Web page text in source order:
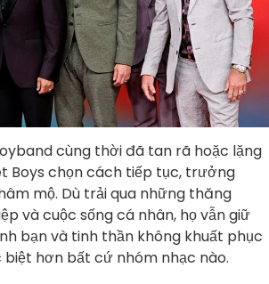
cùng thời đã tan rã hoặc lặng
Boys chọn cách tiếp tục, trưởng
mộ. Dù trải qua những thăng
và cuộc sống cá nhân, họ vẫn giữ
bạn và tinh thần không khuất phục
biệt hơn bất cứ nhóm nhạc nào.